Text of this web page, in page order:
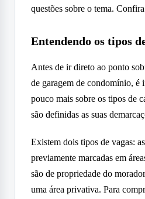
questões sobre o tema.
Entendendo os tipos
Antes de ir direto ao ponto
de garagem de condomínio, é
pouco mais sobre os tipos de
são definidas as suas
Existem dois tipos de vagas:
previamente marcadas em
são de propriedade do
uma área privativa. Para